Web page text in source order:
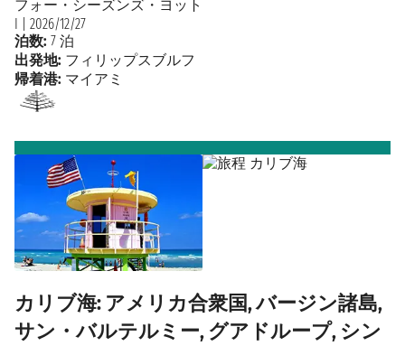
フォー・シーズンズ・ヨット
I
2026/12/27
泊数: 7 泊
出発地: フィリップスブルフ
帰着港: マイアミ
カリブ海: アメリカ合衆国, バージン諸島,
サン・バルテルミー, グアドループ, シン